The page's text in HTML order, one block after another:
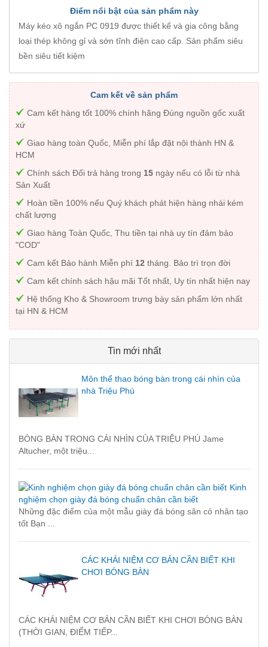
Điểm nổi bật của sản phẩm này
Máy kéo xô ngắn PC 0919 được thiết kế và gia công bằng
loại thép không gỉ và sớn tĩnh điện cao cấp. Sản phẩm siêu
bền siêu tiết kiệm
Cam kết về sản phẩm
Cam kết hàng tốt 100% chính hãng Đúng nguồn gốc xuất
xứ
Giao hàng toàn Quốc, Miễn phí lắp đặt nội thành HN &
HCM
Chính sách Đổi trả hàng trong 15 ngày nếu có lỗi từ nhà
Sản Xuất
Hoàn tiền 100% nếu Quý khách phát hiện hàng nhái kém
chất lượng
Giao hàng Toàn Quốc, Thu tiền tại nhà uy tín đảm bảo
"COD"
Cam kết Bảo hành Miễn phí 12 tháng. Bảo trì trọn đời
Cam kết chính sách hậu mãi Tốt nhất, Uy tín nhất hiện nay
Hệ thống Kho & Showroom trưng bày sản phẩm lớn nhất
tại HN & HCM
Tin mới nhất
Môn thể thao bóng bàn trong cái nhìn của
nhà Triệu Phú
BÓNG BÀN TRONG CÁI NHÌN CỦA TRIỆU PHÚ Jame
Altucher, một triệu...
Kinh
nghiệm chọn giày đá bóng chuẩn chân cần biết
Những đặc điểm của một mẫu giày đá bóng sân cỏ nhân tạo
tốt Bạn ...
CÁC KHÁI NIỆM CƠ BẢN CẦN BIẾT KHI
CHƠI BÓNG BÀN
CÁC KHÁI NIỆM CƠ BẢN CẦN BIẾT KHI CHƠI BÓNG BÀN
(THỜI GIAN, ĐIỂM TIẾP...